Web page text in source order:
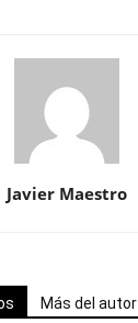
Javier Maestro
Más del autor